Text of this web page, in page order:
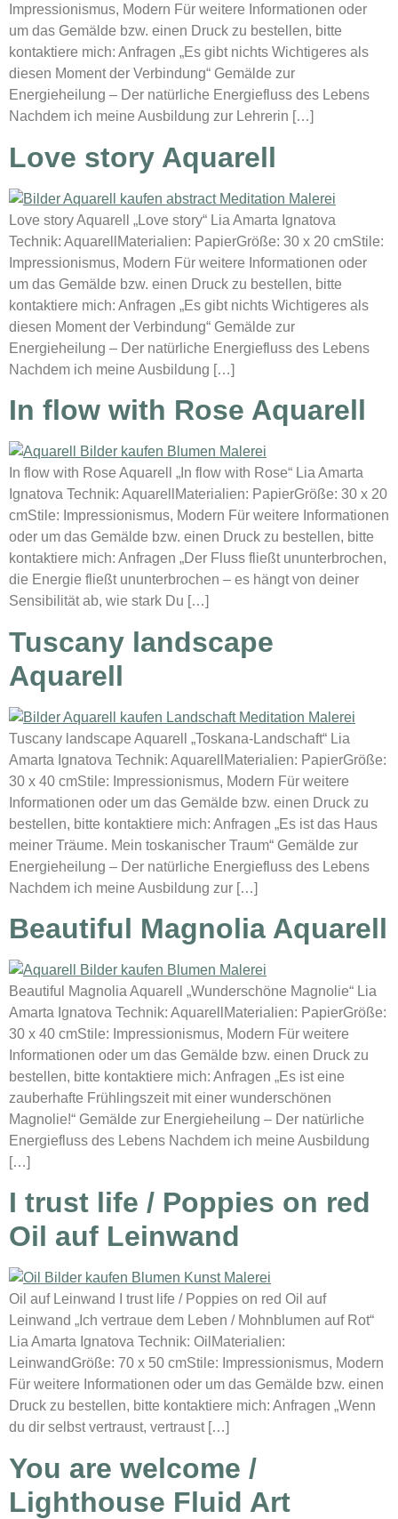
Impressionismus, Modern Für weitere Informationen oder
um das Gemälde bzw. einen Druck zu bestellen, bitte
kontaktiere mich: Anfragen „Es gibt nichts Wichtigeres als
diesen Moment der Verbindung“ Gemälde zur
Energieheilung – Der natürliche Energiefluss des Lebens
Nachdem ich meine Ausbildung zur Lehrerin […]
Love story Aquarell
Love story Aquarell „Love story“ Lia Amarta Ignatova
Technik: AquarellMaterialien: PapierGröße: 30 x 20 cmStile:
Impressionismus, Modern Für weitere Informationen oder
um das Gemälde bzw. einen Druck zu bestellen, bitte
kontaktiere mich: Anfragen „Es gibt nichts Wichtigeres als
diesen Moment der Verbindung“ Gemälde zur
Energieheilung – Der natürliche Energiefluss des Lebens
Nachdem ich meine Ausbildung […]
In flow with Rose Aquarell
In flow with Rose Aquarell „In flow with Rose“ Lia Amarta
Ignatova Technik: AquarellMaterialien: PapierGröße: 30 x 20
cmStile: Impressionismus, Modern Für weitere Informationen
oder um das Gemälde bzw. einen Druck zu bestellen, bitte
kontaktiere mich: Anfragen „Der Fluss fließt ununterbrochen,
die Energie fließt ununterbrochen – es hängt von deiner
Sensibilität ab, wie stark Du […]
Tuscany landscape
Aquarell
Tuscany landscape Aquarell „Toskana-Landschaft“ Lia
Amarta Ignatova Technik: AquarellMaterialien: PapierGröße:
30 x 40 cmStile: Impressionismus, Modern Für weitere
Informationen oder um das Gemälde bzw. einen Druck zu
bestellen, bitte kontaktiere mich: Anfragen „Es ist das Haus
meiner Träume. Mein toskanischer Traum“ Gemälde zur
Energieheilung – Der natürliche Energiefluss des Lebens
Nachdem ich meine Ausbildung zur […]
Beautiful Magnolia Aquarell
Beautiful Magnolia Aquarell „Wunderschöne Magnolie“ Lia
Amarta Ignatova Technik: AquarellMaterialien: PapierGröße:
30 x 40 cmStile: Impressionismus, Modern Für weitere
Informationen oder um das Gemälde bzw. einen Druck zu
bestellen, bitte kontaktiere mich: Anfragen „Es ist eine
zauberhafte Frühlingszeit mit einer wunderschönen
Magnolie!“ Gemälde zur Energieheilung – Der natürliche
Energiefluss des Lebens Nachdem ich meine Ausbildung
[…]
I trust life / Poppies on red
Oil auf Leinwand
Oil auf Leinwand I trust life / Poppies on red Oil auf
Leinwand „Ich vertraue dem Leben / Mohnblumen auf Rot“
Lia Amarta Ignatova Technik: OilMaterialien:
LeinwandGröße: 70 x 50 cmStile: Impressionismus, Modern
Für weitere Informationen oder um das Gemälde bzw. einen
Druck zu bestellen, bitte kontaktiere mich: Anfragen „Wenn
du dir selbst vertraust, vertraust […]
You are welcome /
Lighthouse Fluid Art